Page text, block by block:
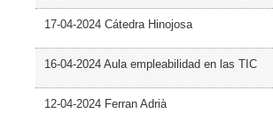
17-04-2024 Cátedra Hinojosa
16-04-2024 Aula empleabilidad en las TIC
12-04-2024 Ferran Adrià